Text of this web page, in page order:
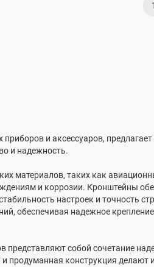
1
и аксессуаров,
и надежность.
материалов, таких как
и коррозии. Кронштейны
настроек и точность
обеспечивая надежное
собой сочетание
продуманная конструкция